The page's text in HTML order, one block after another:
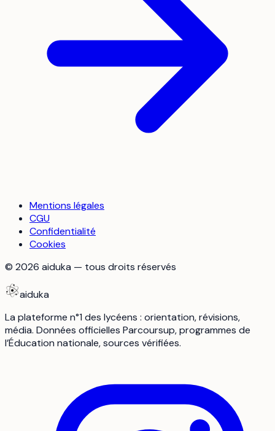
Mentions légales
CGU
Confidentialité
Cookies
© 2026 aiduka — tous droits réservés
aiduka
La plateforme n°1 des lycéens : orientation, révisions,
média. Données officielles Parcoursup, programmes de
l’Éducation nationale, sources vérifiées.